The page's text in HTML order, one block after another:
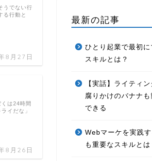
8月27日
うでない行
る行動と
8月26日
は24時間
イだな」
最新の記事
ひとり起業で最初に
スキルとは？
【実話】ライティ
腐りかけのバナナ
できる
Webマーケを実践
も重要なスキルとは